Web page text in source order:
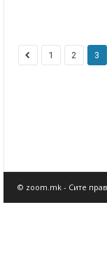
1 2 3
© zoom.mk - Сите